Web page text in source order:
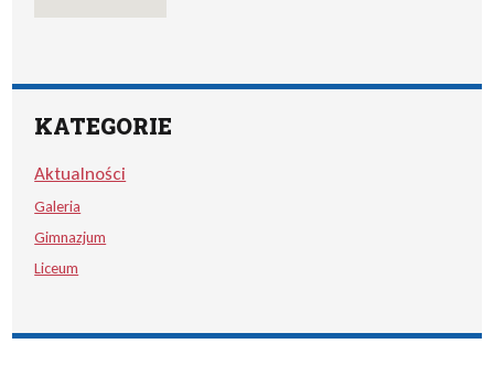
KATEGORIE
Aktualności
Galeria
Gimnazjum
Liceum